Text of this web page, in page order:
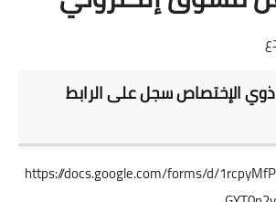
الإختصاص سجل على الرابط
https://docs.google.com/forms/d/